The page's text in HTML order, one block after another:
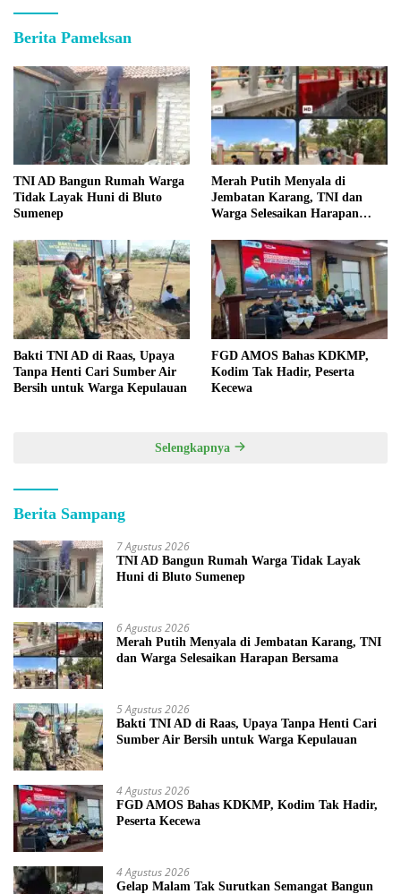
Berita Pameksan
TNI AD Bangun Rumah Warga
Tidak Layak Huni di Bluto
Sumenep
Merah Putih Menyala di
Jembatan Karang, TNI dan
Warga Selesaikan Harapan
Bakti TNI AD di Raas, Upaya
Tanpa Henti Cari Sumber Air
Bersih untuk Warga Kepulauan
FGD AMOS Bahas KDKMP,
Kodim Tak Hadir, Peserta
Kecewa
Selengkapnya
Berita Sampang
7 Agustus 2026
TNI AD Bangun Rumah Warga Tidak Layak
Huni di Bluto Sumenep
6 Agustus 2026
Merah Putih Menyala di Jembatan Karang, TNI
dan Warga Selesaikan Harapan Bersama
5 Agustus 2026
Bakti TNI AD di Raas, Upaya Tanpa Henti Cari
Sumber Air Bersih untuk Warga Kepulauan
4 Agustus 2026
FGD AMOS Bahas KDKMP, Kodim Tak Hadir,
Peserta Kecewa
4 Agustus 2026
Gelap Malam Tak Surutkan Semangat Bangun